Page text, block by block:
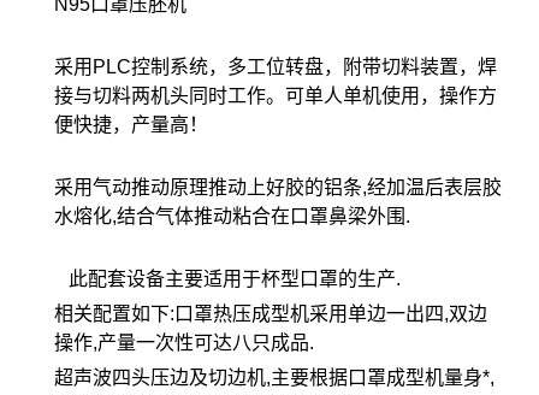
N95口罩压胚机
采用PLC控制系统，多工位转盘，附带切料装置，焊
接与切料两机头同时工作。可单人单机使用，操作方
便快捷，产量高！
采用气动推动原理推动上好胶的铝条,经加温后表层胶
水熔化,结合气体推动粘合在口罩鼻梁外围.
此配套设备主要适用于杯型口罩的生产.
相关配置如下:口罩热压成型机采用单边一出四,双边
操作,产量一次性可达八只成品.
超声波四头压边及切边机,主要根据口罩成型机量身*,